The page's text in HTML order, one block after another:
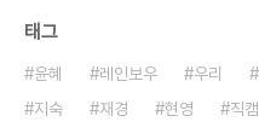
태그
윤혜 레인보우 우리
지숙
재경 현영 직캠